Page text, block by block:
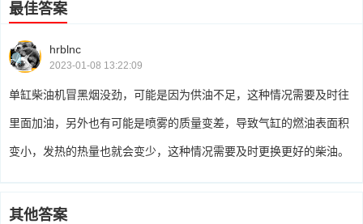
最佳答案
hrblnc
2023-01-08 13:22:09
单缸柴油机冒黑烟没劲，可能是因为供油不足，这种情况需要及时往
里面加油，另外也有可能是喷雾的质量变差，导致气缸的燃油表面积
变小，发热的热量也就会变少，这种情况需要及时更换更好的柴油。
其他答案